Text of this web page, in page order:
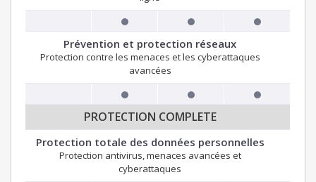
Prévention et protection réseaux
Protection contre les menaces et les cyberattaques
avancées
PROTECTION COMPLETE
Protection totale des données personnelles
Protection antivirus, menaces avancées et
cyberattaques